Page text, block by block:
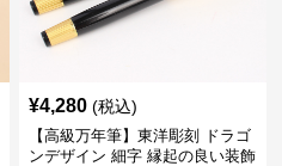
¥4,280 (税込)
【高級万年筆】東洋彫刻 ドラゴ
ンデザイン 細字 縁起の良い装飾